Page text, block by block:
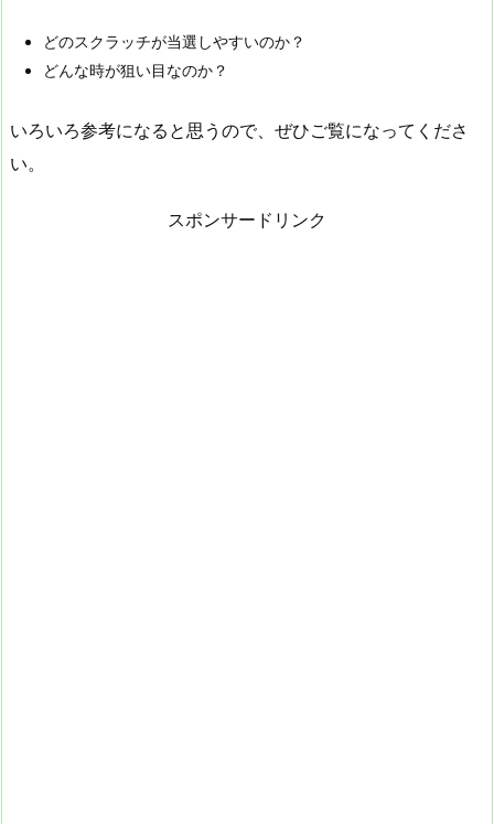
どのスクラッチが当選しやすいのか？
どんな時が狙い目なのか？
いろいろ参考になると思うので、ぜひご覧になってくださ
い。
スポンサードリンク